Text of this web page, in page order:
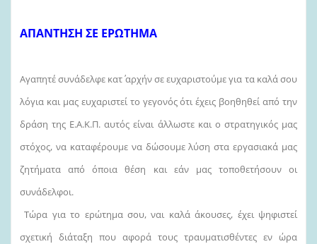
ΑΠΑΝΤΗΣΗ ΣΕ ΕΡΩΤΗΜΑ
Αγαπητέ συνάδελφε κατ΄ αρχήν σε ευχαριστούμε για τα καλά σου
λόγια και μας ευχαριστεί το γεγονός ότι έχεις βοηθηθεί από την
δράση της Ε.Α.Κ.Π. αυτός είναι άλλωστε και ο στρατηγικός μας
στόχος, να καταφέρουμε να δώσουμε λύση στα εργασιακά μας
ζητήματα από όποια θέση και εάν μας τοποθετήσουν οι
συνάδελφοι.
Τώρα για το ερώτημα σου, ναι καλά άκουσες, έχει ψηφιστεί
σχετική διάταξη που αφορά τους τραυματισθέντες εν ώρα